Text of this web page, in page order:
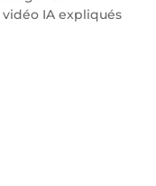
IA expliqués